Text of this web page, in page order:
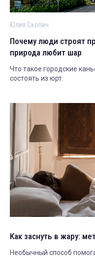
Юлия Скопич
Почему люди строят
природа любит шар
Что такое городские
состоять из юрт.
Как заснуть в жару:
Необычный способ